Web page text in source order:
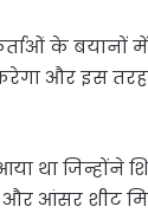
के बयानों
और इस
था जिन्होंने
आंसर शीट